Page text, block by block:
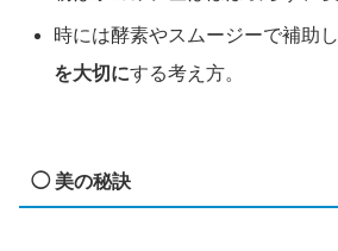
時には酵素やスムージーで補助し
を大切にする考え方。
◯ 美の秘訣